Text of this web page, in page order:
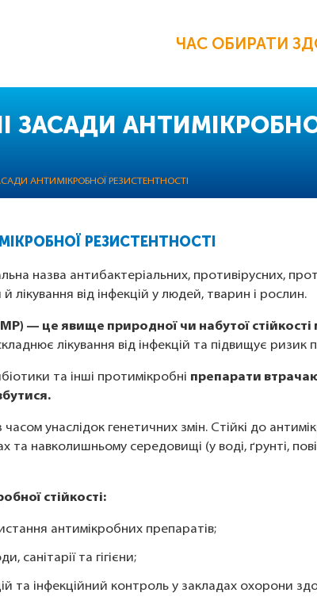
ЧАС ОБИРАТИ
ЗАСАДИ
АНТИМІКРОБНОЇ РЕЗИСТЕНТНОСТІ
РЕЗИСТЕНТНОСТІ
назва антибактеріальних, противірусних,
лікування від інфекцій у людей, тварин і рослин.
— це явище природної чи набутої стійкості
лікування від інфекцій та підвищує
та інші протимікробні препарати
унаслідок генетичних змін. Стійкі до
та навколишньому середовищі (у воді, ґрунті,
стійкості:
антимікробних препаратів;
санітарії та гігієни;
та інфекційний контроль у закладах охорони